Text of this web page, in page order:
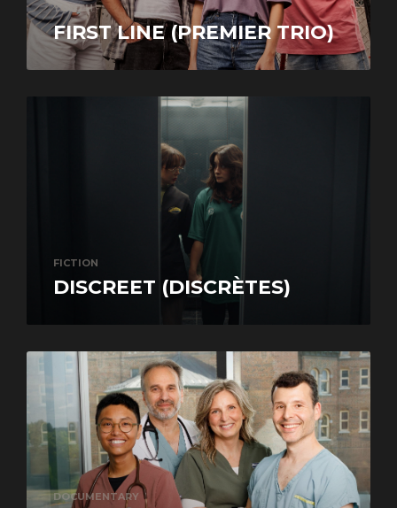
YOUTH
FIRST LINE (PREMIER TRIO)
FICTION
DISCREET (DISCRÈTES)
DOCUMENTARY